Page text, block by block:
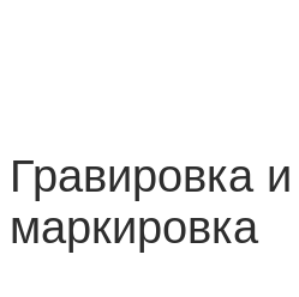
Гравировка и
маркировка